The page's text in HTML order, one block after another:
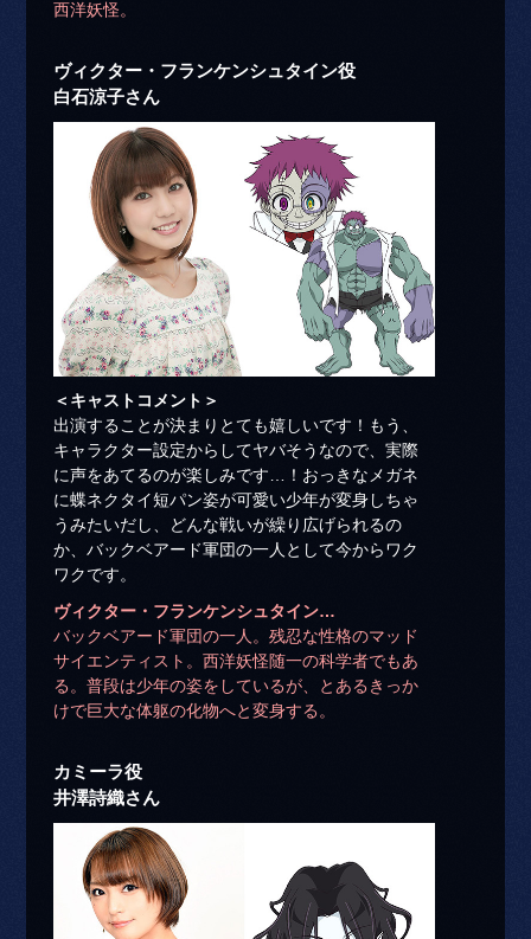
西洋妖怪。
ヴィクター・フランケンシュタイン役
白石涼子さん
＜キャストコメント＞
出演することが決まりとても嬉しいです！もう、
キャラクター設定からしてヤバそうなので、実際
に声をあてるのが楽しみです…！おっきなメガネ
に蝶ネクタイ短パン姿が可愛い少年が変身しちゃ
うみたいだし、どんな戦いが繰り広げられるの
か、バックベアード軍団の一人として今からワク
ワクです。
ヴィクター・フランケンシュタイン…
バックベアード軍団の一人。残忍な性格のマッド
サイエンティスト。西洋妖怪随一の科学者でもあ
る。普段は少年の姿をしているが、とあるきっか
けで巨大な体躯の化物へと変身する。
カミーラ役
井澤詩織さん